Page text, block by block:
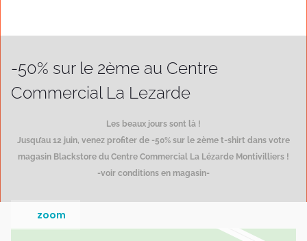
-50% sur le 2ème au Centre
Commercial La Lezarde
Les beaux jours sont là !
Jusqu’au 12 juin, venez profiter de -50% sur le 2ème t-shirt dans votre
magasin Blackstore du Centre Commercial La Lézarde Montivilliers !
-voir conditions en magasin-
zoom